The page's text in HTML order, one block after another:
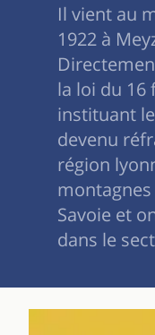
Il vient au
1922 à
la loi du 16
instituant
devenu
région
Savoie et
dans le